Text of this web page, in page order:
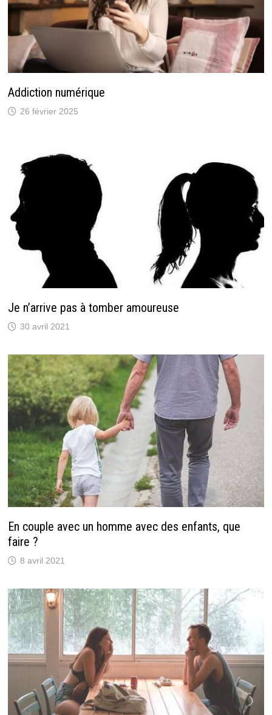
Addiction numérique
26 février 2025
Je n’arrive pas à tomber amoureuse
30 avril 2021
En couple avec un homme avec des enfants, que
faire ?
8 avril 2021